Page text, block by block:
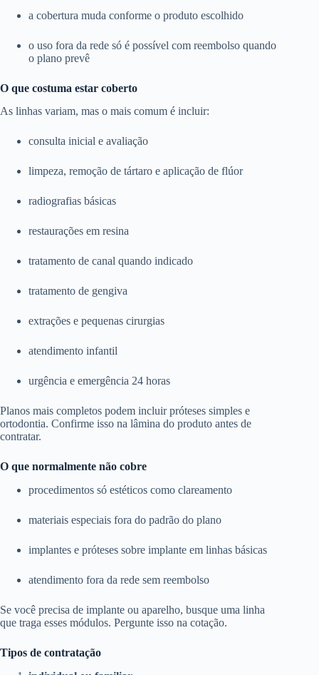
a cobertura muda conforme o produto escolhido
o uso fora da rede só é possível com reembolso quando
o plano prevê
O que costuma estar coberto
As linhas variam, mas o mais comum é incluir:
consulta inicial e avaliação
limpeza, remoção de tártaro e aplicação de flúor
radiografias básicas
restaurações em resina
tratamento de canal quando indicado
tratamento de gengiva
extrações e pequenas cirurgias
atendimento infantil
urgência e emergência 24 horas
Planos mais completos podem incluir próteses simples e
ortodontia. Confirme isso na lâmina do produto antes de
contratar.
O que normalmente não cobre
procedimentos só estéticos como clareamento
materiais especiais fora do padrão do plano
implantes e próteses sobre implante em linhas básicas
atendimento fora da rede sem reembolso
Se você precisa de implante ou aparelho, busque uma linha
que traga esses módulos. Pergunte isso na cotação.
Tipos de contratação